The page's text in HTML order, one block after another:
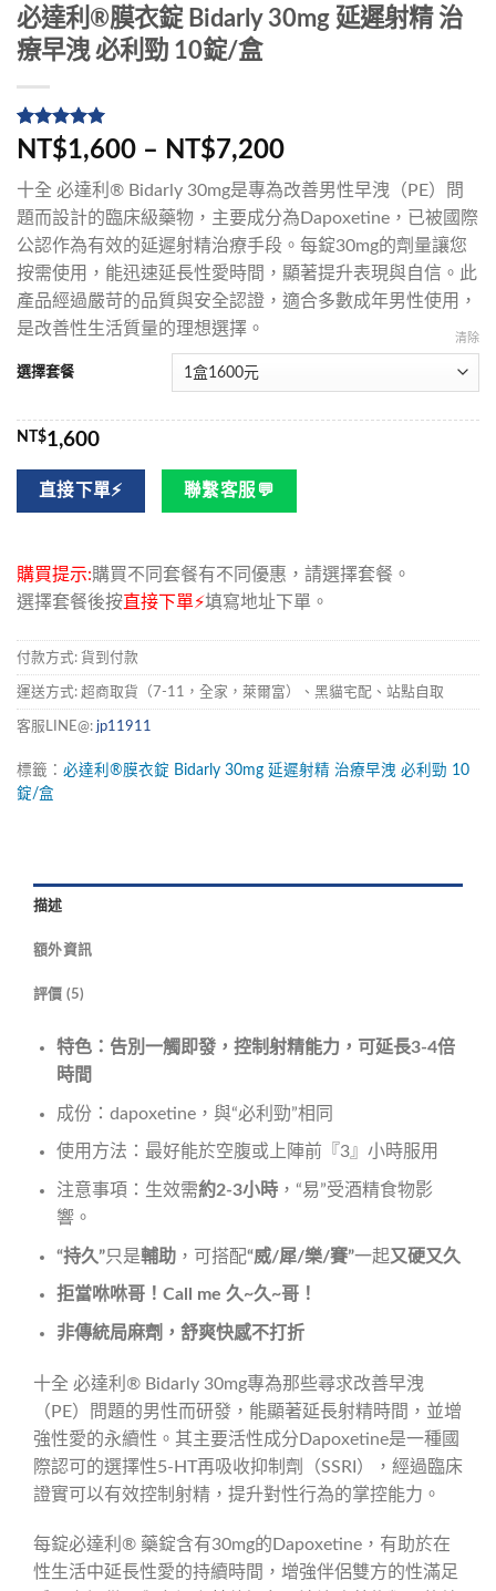
必達利®膜衣錠 Bidarly 30mg 延遲射精 治
療早洩 必利勁 10錠/盒
評分5/
5，已有
5
位
顧客進行評
分
NT$1,600 – NT$7,200
十全 必達利® Bidarly 30mg是專為改善男性早洩（PE）問
題而設計的臨床級藥物，主要成分為Dapoxetine，已被國際
公認作為有效的延遲射精治療手段。每錠30mg的劑量讓您
按需使用，能迅速延長性愛時間，顯著提升表現與自信。此
產品經過嚴苛的品質與安全認證，適合多數成年男性使用，
是改善性生活質量的理想選擇。
選擇套餐
清除
NT$1,600
直接下單⚡ 聯繫客服💬
購買提示:購買不同套餐有不同優惠，請選擇套餐。
選擇套餐後按直接下單⚡填寫地址下單。
付款方式: 貨到付款
運送方式: 超商取貨（7-11，全家，萊爾富）、黑貓宅配、站點自取
客服LINE@: jp11911
標籤： 必達利®膜衣錠 Bidarly 30mg 延遲射精 治療早洩 必利勁 10
錠/盒
描述
額外資訊
評價 (5)
特色：告別一觸即發，控制射精能力，可延長3-4倍
時間
成份：dapoxetine，與“必利勁”相同
使用方法：最好能於空腹或上陣前『3』小時服用
注意事項：生效需約2-3小時，“易”受酒精食物影
響。
“持久”只是輔助，可搭配“威/犀/樂/賽”一起又硬又久
拒當咻咻哥！Call me 久~久~哥！
非傳統局麻劑，舒爽快感不打折
十全 必達利® Bidarly 30mg專為那些尋求改善早洩
（PE）問題的男性而研發，能顯著延長射精時間，並增
強性愛的永續性。其主要活性成分Dapoxetine是一種國
際認可的選擇性5-HT再吸收抑制劑（SSRI），經過臨床
證實可以有效控制射精，提升對性行為的掌控能力。
每錠必達利® 藥錠含有30mg的Dapoxetine，有助於在
性生活中延長性愛的持續時間，增強伴侶雙方的性滿足